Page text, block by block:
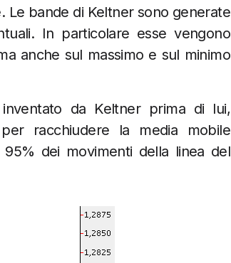
Le bande di Keltner sono generate
In particolare esse vengono
anche sul massimo e sul minimo
da Keltner prima di lui,
racchiudere la media mobile
dei movimenti della linea del